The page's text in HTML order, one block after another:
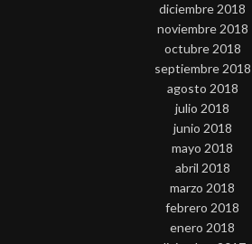
diciembre 2018
noviembre 2018
octubre 2018
septiembre 2018
agosto 2018
julio 2018
junio 2018
mayo 2018
abril 2018
marzo 2018
febrero 2018
enero 2018